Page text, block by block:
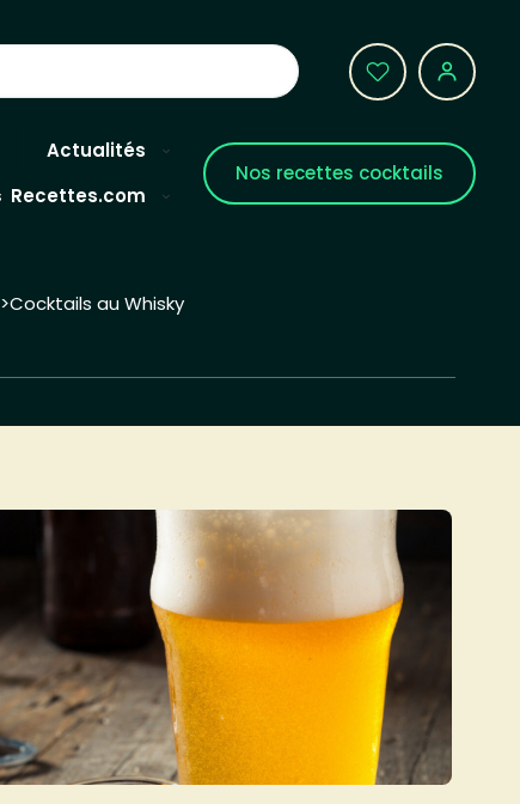
Actualités
Recettes.com
Nos recettes cocktails
>Cocktails au Whisky